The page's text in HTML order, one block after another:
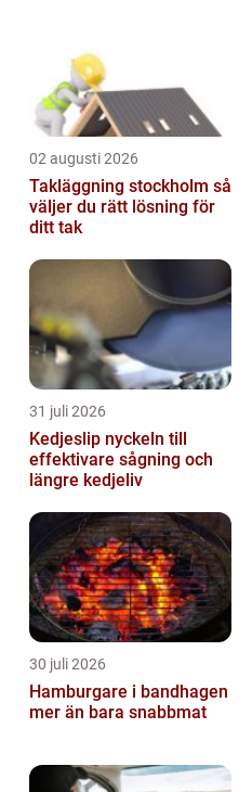
02 augusti 2026
Takläggning stockholm så
väljer du rätt lösning för
ditt tak
31 juli 2026
Kedjeslip nyckeln till
effektivare sågning och
längre kedjeliv
30 juli 2026
Hamburgare i bandhagen
mer än bara snabbmat